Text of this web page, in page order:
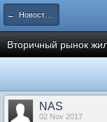
← Новости рынка недвижимости
Вторичный рынок
NAS
02 Nov 2017